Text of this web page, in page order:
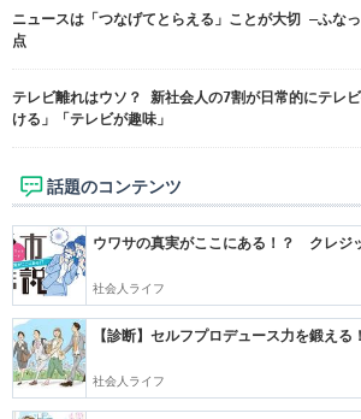
ニュースは「つなげてとらえる」ことが大切 ―ふな
点
テレビ離れはウソ？ 新社会人の7割が日常的にテレビ
ける」「テレビが趣味」
話題のコンテンツ
ウワサの真実がここにある！？ クレジ
社会人ライフ
【診断】セルフプロデュース力を鍛え
社会人ライフ